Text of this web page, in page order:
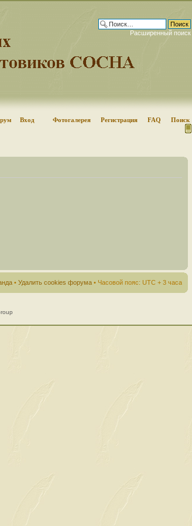
Расширенный поиск
Вход Фотогалерея Регистрация FAQ Поиск
• Удалить cookies форума • Часовой пояс: UTC + 3 часа